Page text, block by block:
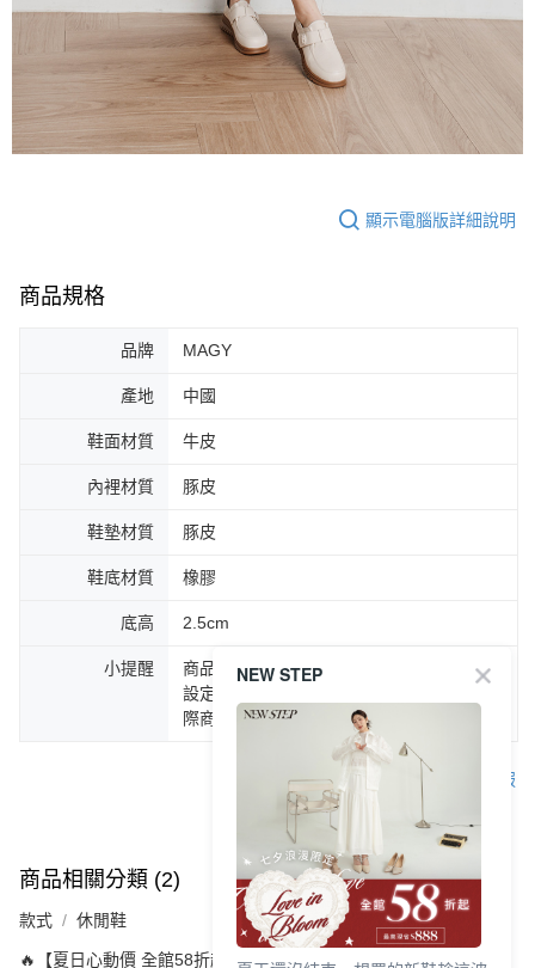
顯示電腦版詳細說明
商品規格
品牌 MAGY
產地 中國
鞋面材質 牛皮
內裡材質 豚皮
鞋墊材質 豚皮
鞋底材質 橡膠
底高 2.5cm
小提醒
商品圖片顏色會因拍攝燈光環境或個人螢幕
設定不同，而造成部份色差現象，顏色以實
際商品為主。
客服
商品相關分類 (2)
款式 休閒鞋
🔥【夏日心動價 全館58折起 】
NEW STEP